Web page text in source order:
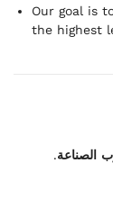
Our goal is
the highest
الصناعة.